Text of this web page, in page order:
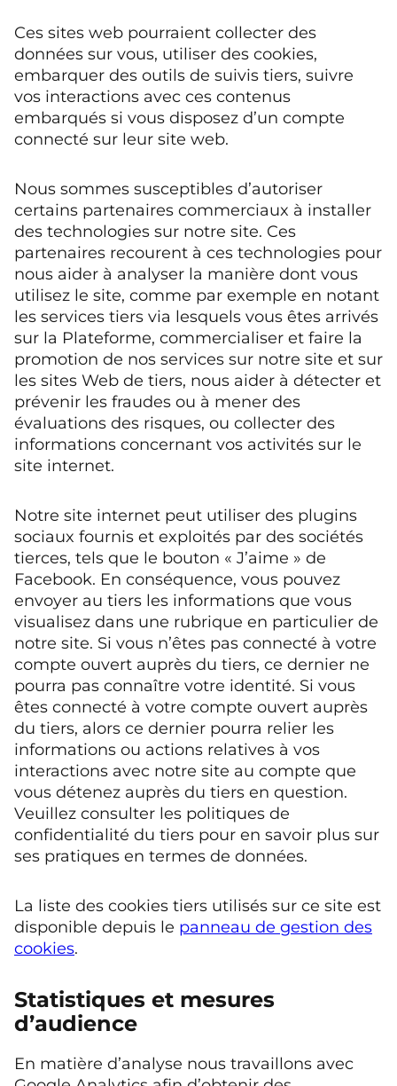
Ces sites web pourraient collecter des
données sur vous, utiliser des cookies,
embarquer des outils de suivis tiers, suivre
vos interactions avec ces contenus
embarqués si vous disposez d’un compte
connecté sur leur site web.
Nous sommes susceptibles d’autoriser
certains partenaires commerciaux à installer
des technologies sur notre site. Ces
partenaires recourent à ces technologies pour
nous aider à analyser la manière dont vous
utilisez le site, comme par exemple en notant
les services tiers via lesquels vous êtes arrivés
sur la Plateforme, commercialiser et faire la
promotion de nos services sur notre site et sur
les sites Web de tiers, nous aider à détecter et
prévenir les fraudes ou à mener des
évaluations des risques, ou collecter des
informations concernant vos activités sur le
site internet.
Notre site internet peut utiliser des plugins
sociaux fournis et exploités par des sociétés
tierces, tels que le bouton « J’aime » de
Facebook. En conséquence, vous pouvez
envoyer au tiers les informations que vous
visualisez dans une rubrique en particulier de
notre site. Si vous n’êtes pas connecté à votre
compte ouvert auprès du tiers, ce dernier ne
pourra pas connaître votre identité. Si vous
êtes connecté à votre compte ouvert auprès
du tiers, alors ce dernier pourra relier les
informations ou actions relatives à vos
interactions avec notre site au compte que
vous détenez auprès du tiers en question.
Veuillez consulter les politiques de
confidentialité du tiers pour en savoir plus sur
ses pratiques en termes de données.
La liste des cookies tiers utilisés sur ce site est
disponible depuis le panneau de gestion des
cookies.
Statistiques et mesures
d’audience
En matière d’analyse nous travaillons avec